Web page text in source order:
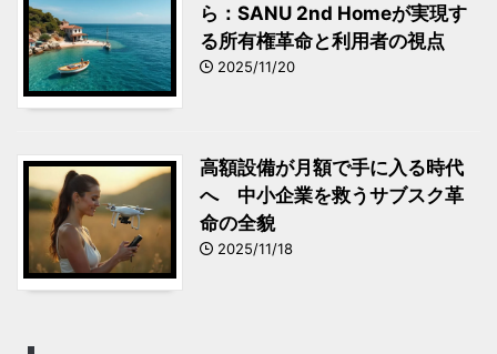
ら：SANU 2nd Homeが実現す
る所有権革命と利用者の視点
2025/11/20
高額設備が月額で手に入る時代
へ 中小企業を救うサブスク革
命の全貌
2025/11/18